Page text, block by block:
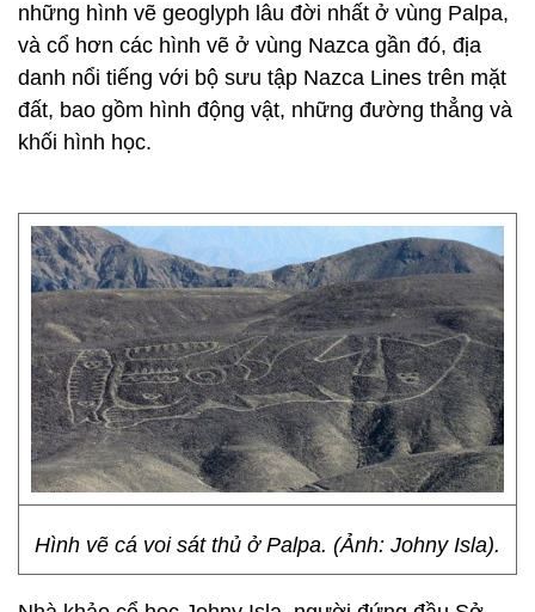
những hình vẽ geoglyph lâu đời nhất ở vùng Palpa,
và cổ hơn các hình vẽ ở vùng Nazca gần đó, địa
danh nổi tiếng với bộ sưu tập Nazca Lines trên mặt
đất, bao gồm hình động vật, những đường thẳng và
khối hình học.
Hình vẽ cá voi sát thủ ở Palpa. (Ảnh: Johny Isla).